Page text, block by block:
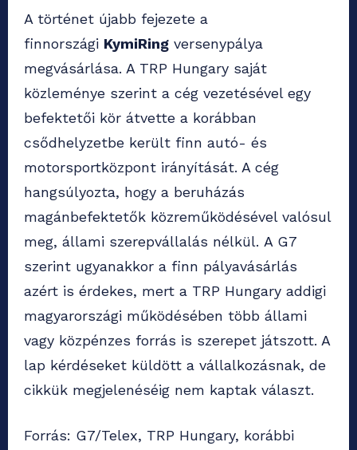
A történet újabb fejezete a
finnországi KymiRing versenypálya
megvásárlása. A TRP Hungary saját
közleménye szerint a cég vezetésével egy
befektetői kör átvette a korábban
csődhelyzetbe került finn autó- és
motorsportközpont irányítását. A cég
hangsúlyozta, hogy a beruházás
magánbefektetők közreműködésével valósul
meg, állami szerepvállalás nélkül. A G7
szerint ugyanakkor a finn pályavásárlás
azért is érdekes, mert a TRP Hungary addigi
magyarországi működésében több állami
vagy közpénzes forrás is szerepet játszott. A
lap kérdéseket küldött a vállalkozásnak, de
cikkük megjelenéséig nem kaptak választ.
Forrás: G7/Telex, TRP Hungary, korábbi